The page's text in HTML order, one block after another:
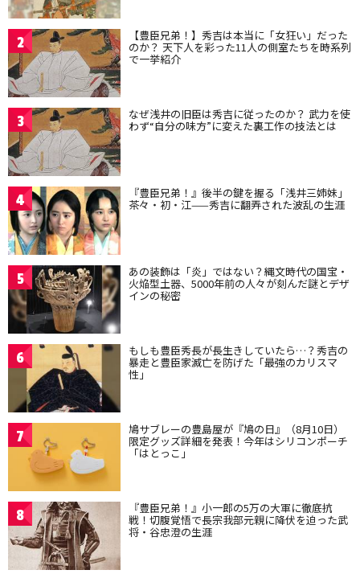
2 【豊臣兄弟！】秀吉は本当に「女狂い」だった
のか？ 天下人を彩った11人の側室たちを時系列
で一挙紹介
3 なぜ浅井の旧臣は秀吉に従ったのか？ 武力を使
わず“自分の味方”に変えた裏工作の技法とは
4 『豊臣兄弟！』後半の鍵を握る「浅井三姉妹」
茶々・初・江——秀吉に翻弄された波乱の生涯
5 あの装飾は「炎」ではない？縄文時代の国宝・
火焔型土器、5000年前の人々が刻んだ謎とデザ
インの秘密
6 もしも豊臣秀長が長生きしていたら…？秀吉の
暴走と豊臣家滅亡を防げた「最強のカリスマ
性」
7 鳩サブレーの豊島屋が『鳩の日』（8月10日）
限定グッズ詳細を発表！今年はシリコンポーチ
「はとっこ」
8 『豊臣兄弟！』小一郎の5万の大軍に徹底抗
戦！切腹覚悟で長宗我部元親に降伏を迫った武
将・谷忠澄の生涯